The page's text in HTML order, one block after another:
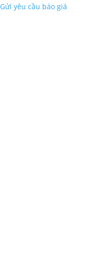
Gửi yêu cầu báo giá